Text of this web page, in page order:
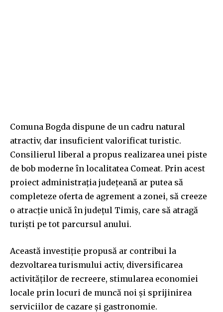
Comuna Bogda dispune de un cadru natural
atractiv, dar insuficient valorificat turistic.
Consilierul liberal a propus realizarea unei piste
de bob moderne în localitatea Comeat. Prin acest
proiect administrația județeană ar putea să
completeze oferta de agrement a zonei, să creeze
o atracție unică în județul Timiș, care să atragă
turiști pe tot parcursul anului.
Această investiție propusă ar contribui la
dezvoltarea turismului activ, diversificarea
activităților de recreere, stimularea economiei
locale prin locuri de muncă noi și sprijinirea
serviciilor de cazare și gastronomie.